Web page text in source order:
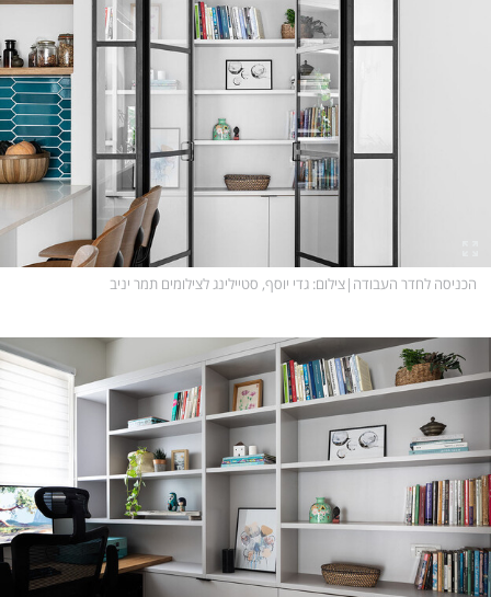
הכניסה לחדר העבודה |צילום: גדי יוסף, סטיילינג לצילומים תמר יניב